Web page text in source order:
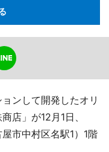
ンして開発したオリ
店」が12月1日、
市中村区名駅1）1階